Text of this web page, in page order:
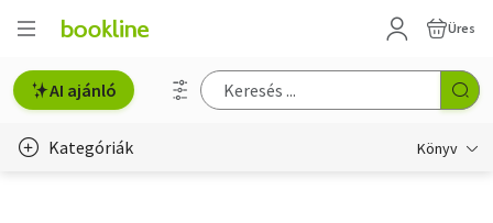
Üres
AI ajánló
Kategóriák Könyv